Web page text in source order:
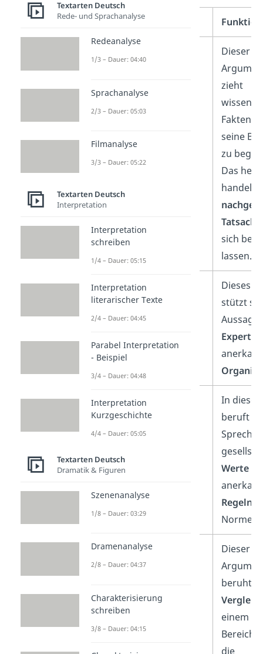
Argumenttyp Funktion
Dieser
zieht
Fakten
seine
zu
Das
handelt
sich
lassen.
Autoritätsargument
Dieses
stützt
Experten
Normatives
Argument
In
beruft
Werte
Regeln
Normen.
Analogisierendes
Argument
Dieser
beruht
einem
Bereich.
die
Textarten Deutsch
Rede- und Sprachanalyse
Redeanalyse
1/3 – Dauer: 04:40
Sprachanalyse
2/3 – Dauer: 05:03
Filmanalyse
3/3 – Dauer: 05:22
Textarten Deutsch
Interpretation
Interpretation
schreiben
1/4 – Dauer: 05:15
Interpretation
literarischer Texte
2/4 – Dauer: 04:45
Parabel Interpretation
- Beispiel
3/4 – Dauer: 04:48
Interpretation
Kurzgeschichte
4/4 – Dauer: 05:05
Textarten Deutsch
Dramatik & Figuren
Szenenanalyse
1/8 – Dauer: 03:29
Dramenanalyse
2/8 – Dauer: 04:37
Charakterisierung
schreiben
3/8 – Dauer: 04:15